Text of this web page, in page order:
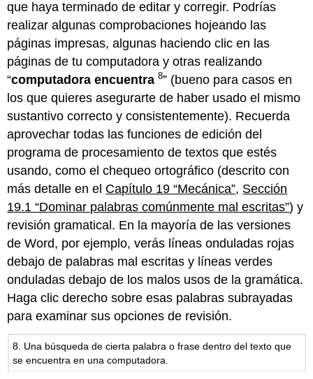
que haya terminado de editar y corregir. Podrías
realizar algunas comprobaciones hojeando las
páginas impresas, algunas haciendo clic en las
páginas de tu computadora y otras realizando
“computadora encuentra 8” (bueno para casos en
los que quieres asegurarte de haber usado el mismo
sustantivo correcto y consistentemente). Recuerda
aprovechar todas las funciones de edición del
programa de procesamiento de textos que estés
usando, como el chequeo ortográfico (descrito con
más detalle en el Capítulo 19 “Mecánica”, Sección
19.1 “Dominar palabras comúnmente mal escritas”) y
revisión gramatical. En la mayoría de las versiones
de Word, por ejemplo, verás líneas onduladas rojas
debajo de palabras mal escritas y líneas verdes
onduladas debajo de los malos usos de la gramática.
Haga clic derecho sobre esas palabras subrayadas
para examinar sus opciones de revisión.
8. Una búsqueda de cierta palabra o frase dentro del texto que
se encuentra en una computadora.